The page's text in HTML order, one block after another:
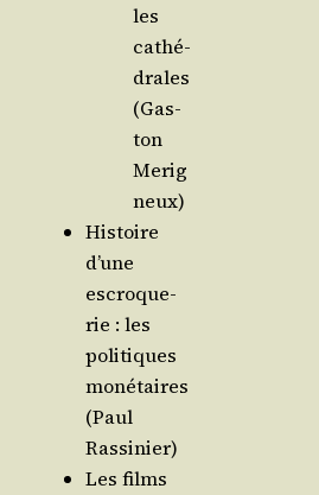
les
cathé­
drales
(Gas­
ton
Merig
neux)
His­toire
d’une
escro­que­
rie : les
poli­tiques
moné­taires
(Paul
Rassinier)
Les films